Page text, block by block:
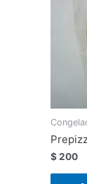
$200